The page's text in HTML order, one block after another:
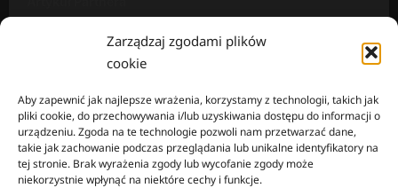
Zarządzaj zgodami plików
cookie
Aby zapewnić jak najlepsze wrażenia, korzystamy z technologii, takich jak
pliki cookie, do przechowywania i/lub uzyskiwania dostępu do informacji o
urządzeniu. Zgoda na te technologie pozwoli nam przetwarzać dane,
takie jak zachowanie podczas przeglądania lub unikalne identyfikatory na
tej stronie. Brak wyrażenia zgody lub wycofanie zgody może
niekorzystnie wpłynąć na niektóre cechy i funkcje.
Artykuł sponsorowany
Poradnik
Prawo pracy